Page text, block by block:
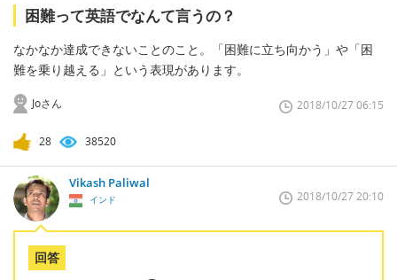
困難って英語でなんて言うの？
なかなか達成できないことのこと。「困難に立ち向かう」や「困
難を乗り越える」という表現があります。
Joさん 2018/10/27 06:15
28 38520
Vikash Paliwal
インド 2018/10/27 20:10
回答